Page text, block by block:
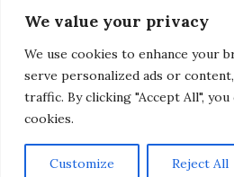
We value your privacy
We use cookies to enhance your
serve personalized ads or
traffic. By clicking "Accept All",
cookies.
Customize Reject All
la clínica de fisioterapia
Leer más
AVISO LEGAL, POLITICA DE